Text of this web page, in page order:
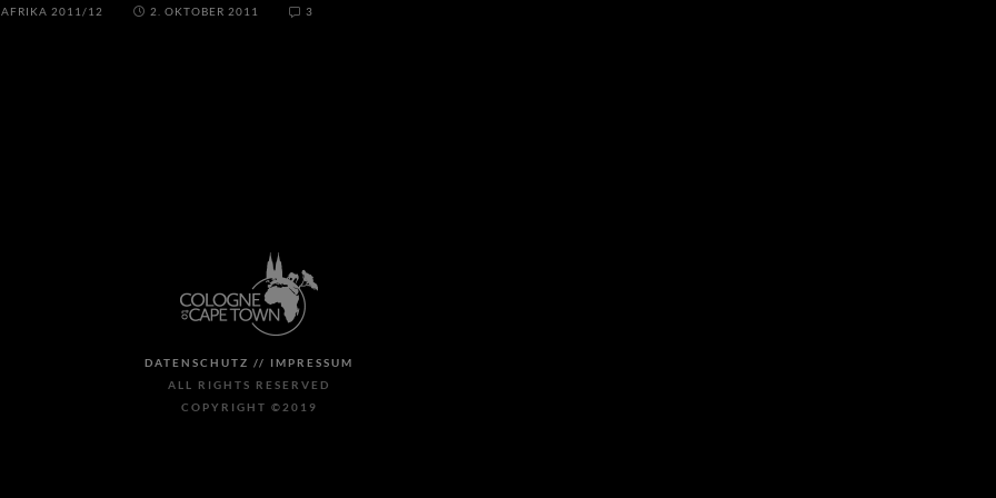
AFRIKA 2011/12 2. OKTOBER 2011 3
DATENSCHUTZ // IMPRESSUM
ALL RIGHTS RESERVED
COPYRIGHT ©2019